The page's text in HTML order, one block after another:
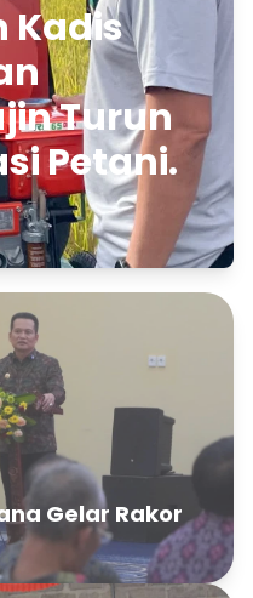
Kadis
Turun
Petani.
Gelar Rakor